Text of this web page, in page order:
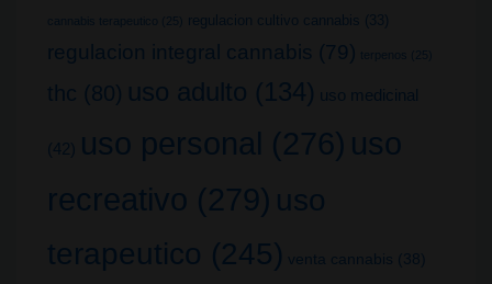
cannabis terapeutico (25) regulacion cultivo cannabis (33)
regulacion integral cannabis (79) terpenos (25)
thc (80) uso adulto (134) uso medicinal
(42) uso personal (276) uso
recreativo (279) uso
terapeutico (245) venta cannabis (38)